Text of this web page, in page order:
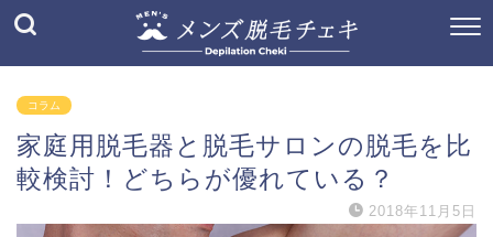
コラム
家庭用脱毛器と脱毛サロンの脱毛を比
較検討！どちらが優れている？
2018年11月5日